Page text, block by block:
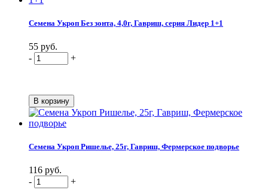
Семена Укроп Без зонта, 4,0г, Гавриш, серия Лидер 1+1
55 руб.
-
+
Семена Укроп Ришелье, 25г, Гавриш, Фермерское подворье
116 руб.
-
+